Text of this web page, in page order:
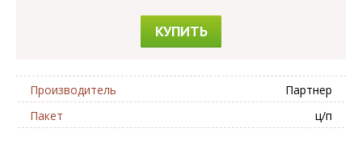
КУПИТЬ
Производитель
Партнер
Пакет
ц/п